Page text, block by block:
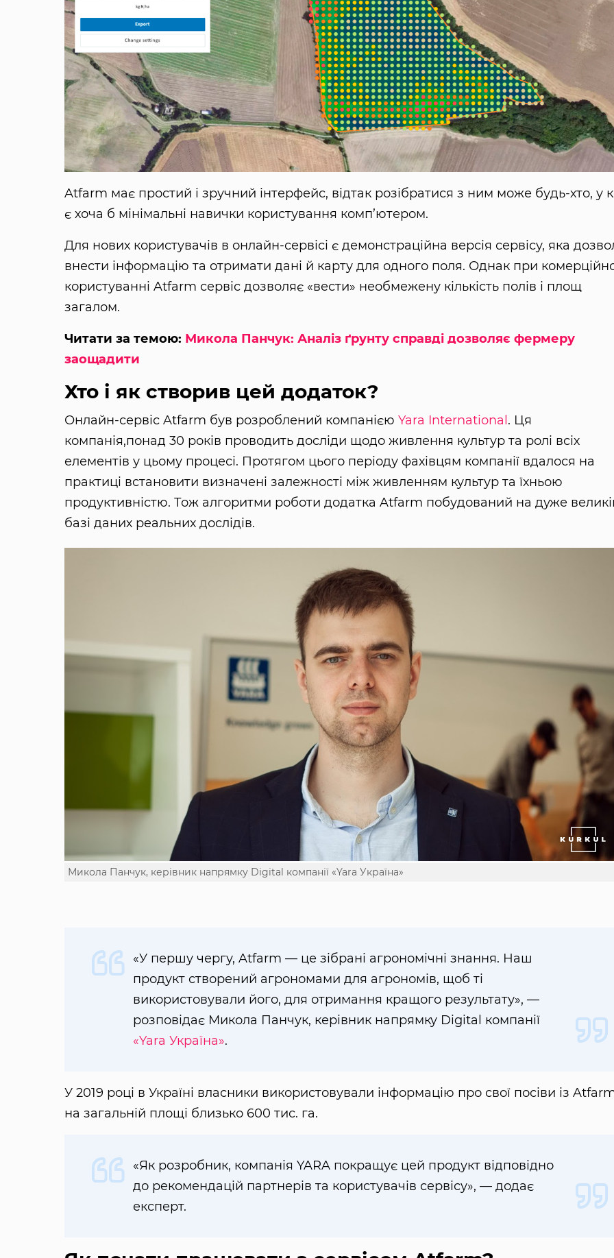
Atfarm має простий і зручний інтерфейс, відтак розібратися з ним може будь-хто, у
є хоча б мінімальні навички користування комп’ютером.
Для нових користувачів в онлайн-сервісі є демонстраційна версія сервісу, яка
внести інформацію та отримати дані й карту для одного поля. Однак при
користуванні Atfarm сервіс дозволяє «вести» необмежену кількість полів і площ
загалом.
Читати за темою: Микола Панчук: Аналіз ґрунту справді дозволяє фермеру
заощадити
Хто і як створив цей додаток?
Онлайн-сервіс Atfarm був розроблений компанією Yara International . Ця
компанія,понад 30 років проводить досліди щодо живлення культур та ролі всіх
елементів у цьому процесі. Протягом цього періоду фахівцям компанії вдалося на
практиці встановити визначені залежності між живленням культур та їхньою
продуктивністю. Тож алгоритми роботи додатка Atfarm побудований на дуже
базі даних реальних дослідів.
Микола Панчук, керівник напрямку Digital компанії «Yara Україна»
«У першу чергу, Atfarm — це зібрані агрономічні знання. Наш
продукт створений агрономами для агрономів, щоб ті
використовували його, для отримання кращого результату», —
розповідає Микола Панчук, керівник напрямку Digital компанії
«Yara Україна».
У 2019 році в Україні власники використовували інформацію про свої посіви із
на загальній площі близько 600 тис. га.
«Як розробник, компанія YARA покращує цей продукт відповідно
до рекомендацій партнерів та користувачів сервісу», — додає
експерт.